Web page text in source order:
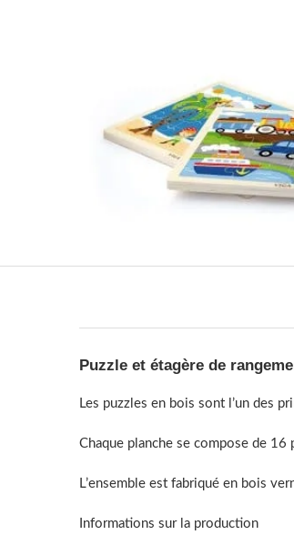
Puzzle et étagère de
Les puzzles en bois sont l’un des
Chaque planche se compose de
L’ensemble est fabriqué en bois
Informations sur la production